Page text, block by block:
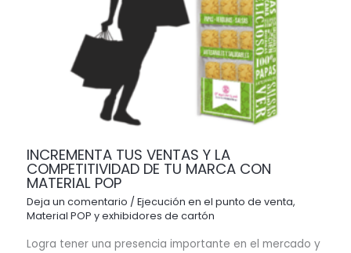
INCREMENTA TUS VENTAS Y LA
COMPETITIVIDAD DE TU MARCA CON
MATERIAL POP
Deja un comentario /Ejecución en el punto de venta,
Material POP y exhibidores de cartón
Logra tener una presencia importante en el mercado y